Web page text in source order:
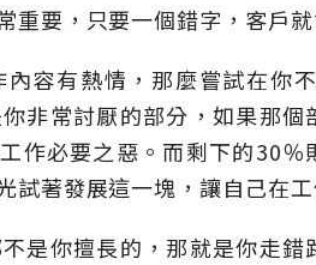
重要，只要一個錯字，客戶
容有熱情，那麼嘗試在你
非常討厭的部分，如果那
作必要之惡。而剩下的30
試著發展這一塊，讓自己在
是你擅長的，那就是你走